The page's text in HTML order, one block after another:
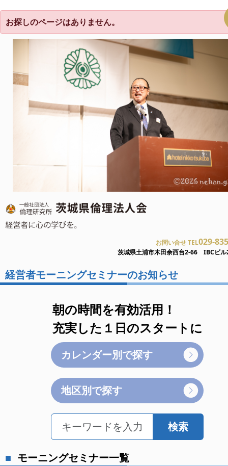
お探しのページはありません。
お問い合せ TEL029-
茨城県土浦市木田余西台2-66 IBCビル
経営者モーニングセミナーのお知らせ
朝の時間を有効活用！
充実した１日のスタートに
カレンダー別で探す
地区別で探す
検索
モーニングセミナー一覧